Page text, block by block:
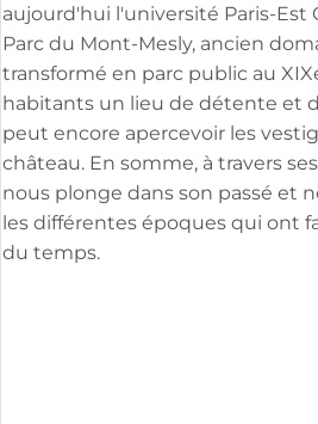
aujourd'hui l'université Paris-Est
Parc du Mont-Mesly, ancien
transformé en parc public au
habitants un lieu de détente et
peut encore apercevoir les
château. En somme, à travers
nous plonge dans son passé et
les différentes époques qui ont
du temps.